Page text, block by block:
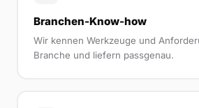
Branchen-Know-how
Wir kennen Werkzeuge und
Branche und liefern passgenau.